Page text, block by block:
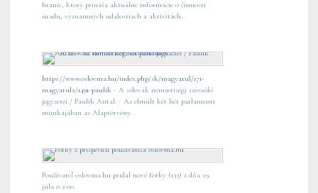
hraníc, ktorý prináša aktuálne informácie o činnosti
úradu, významných udalostiach a aktivitách...
https://www.oslovma.hu/index.php/sk/magyarul/171-
magyarul2/1491-paulik - A szlovák nemzetiségi szószóló
jegyzetei / Paulik Antal: - Az elmúlt két hét parlamenti
munkájában az Alaptörvény...
Používateľ oslovma.hu pridal nové fotky (133) z dňa 29.
júla o 2:00.